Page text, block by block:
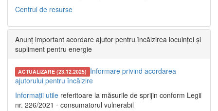
Centrul de resurse
Anunț important acordare ajutor pentru încălzirea locuinței și
supliment pentru energie
ACTUALIZARE (23.12.2025) Informare privind acordarea
ajutorului pentru încălzire
Informații utile referitoare la măsurile de sprijin conform Legii
nr. 226/2021 - consumatorul vulnerabil